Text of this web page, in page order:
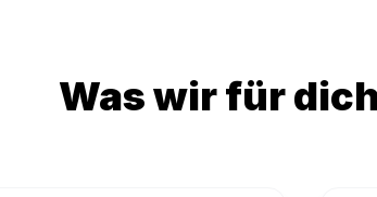
Was wir für dich